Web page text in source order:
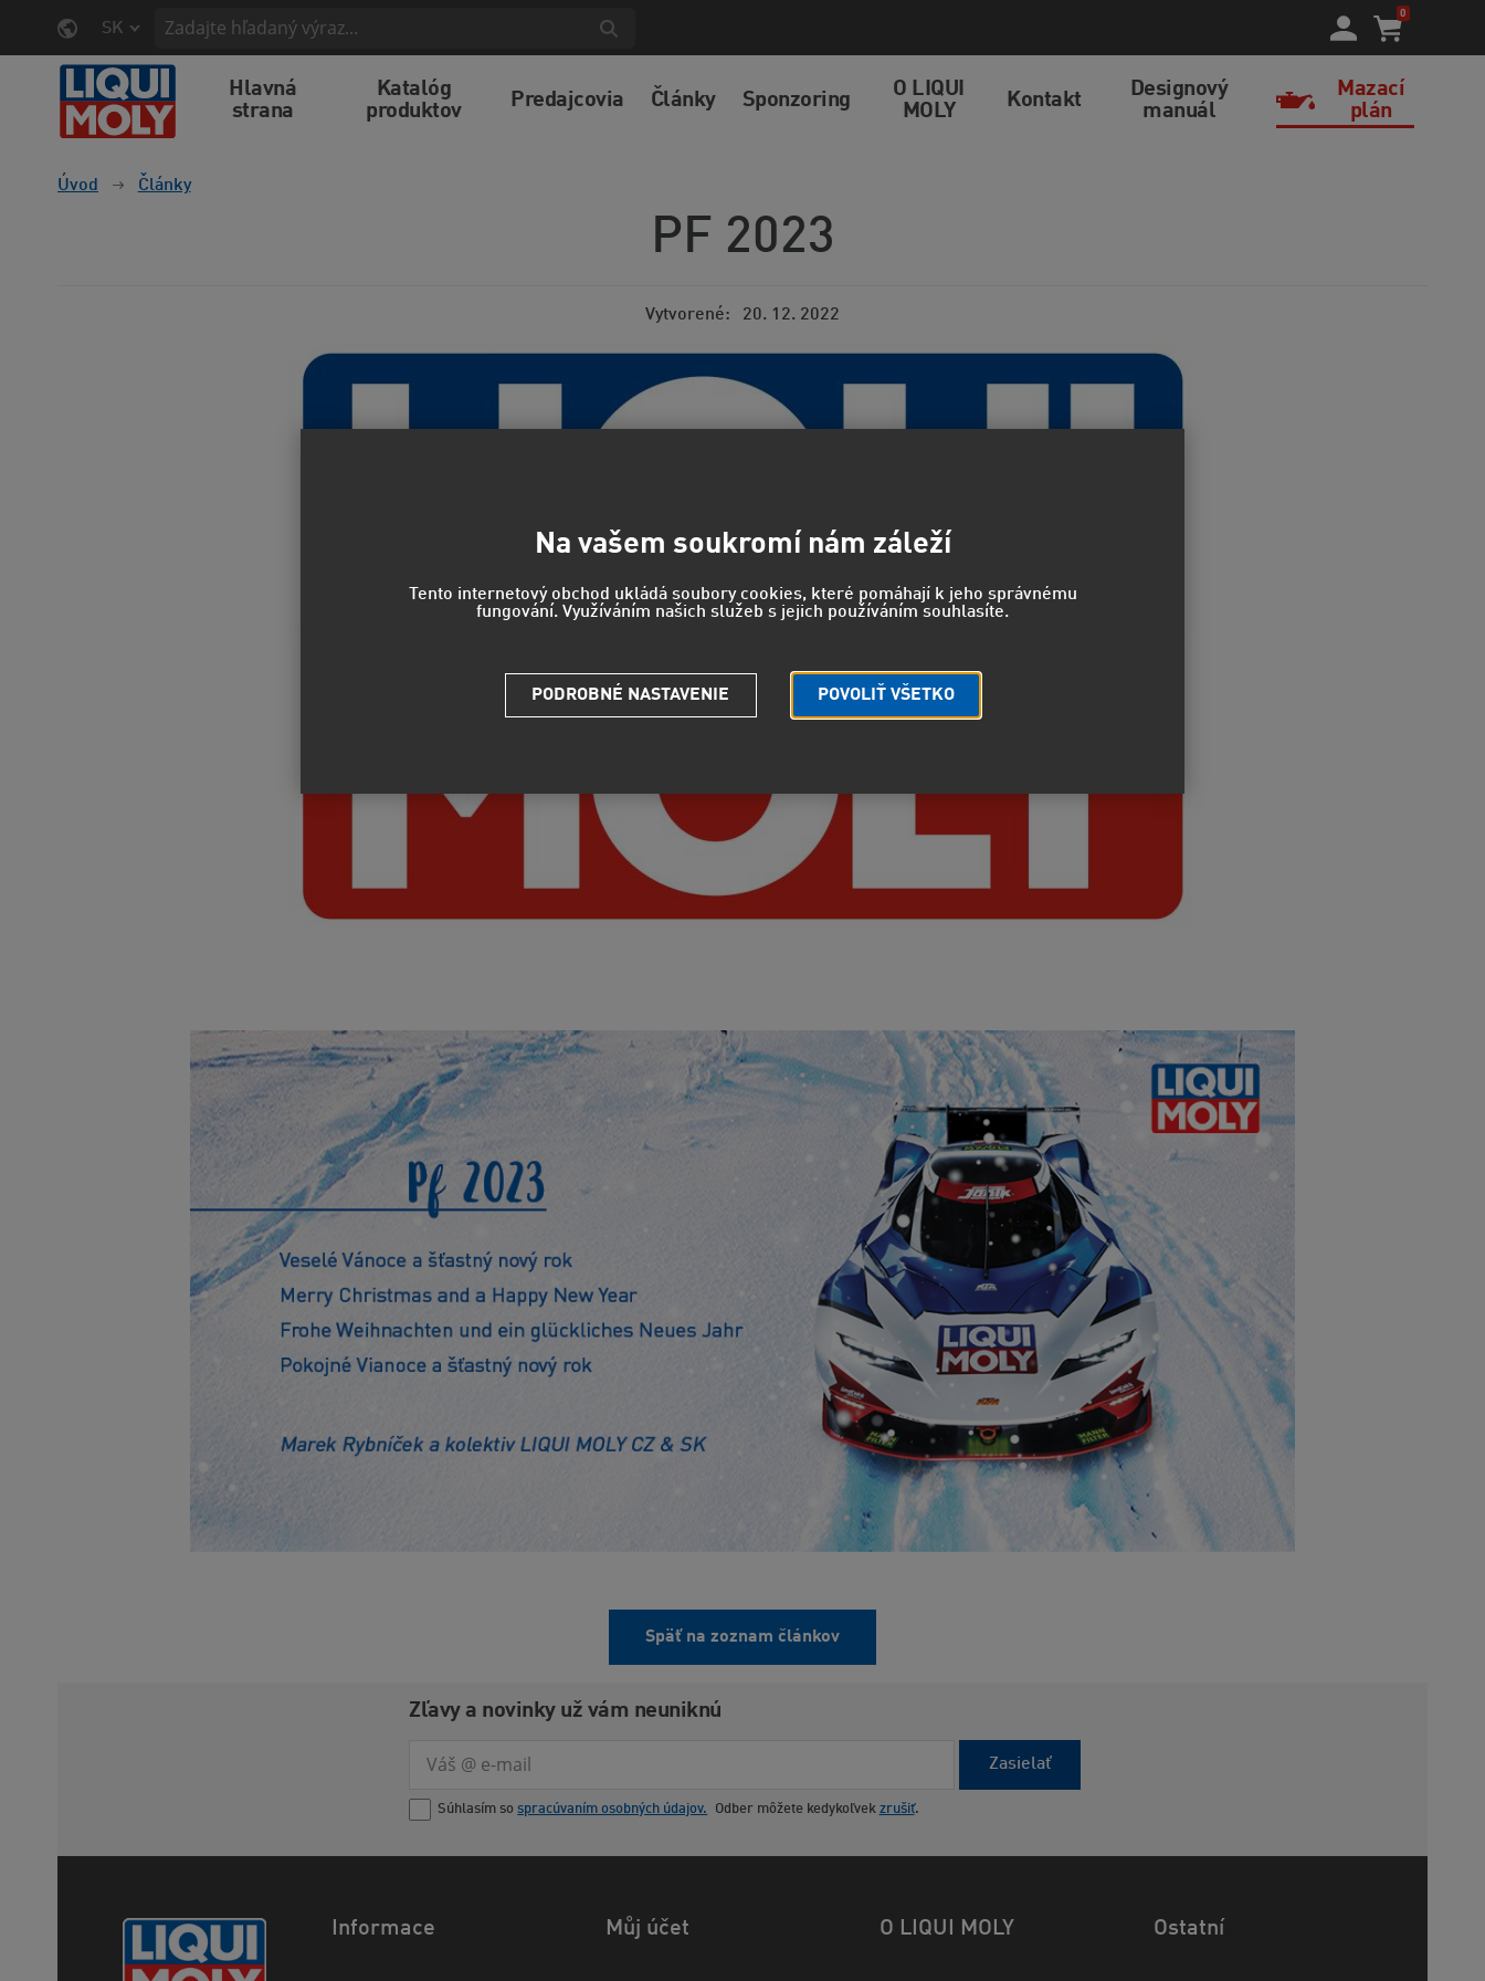
SK
0
Hlavná
strana
Katalóg
produktov
Predajcovia Články Sponzoring
O LIQUI
MOLY
Kontakt
Designový
manuál
Mazací
plán
Úvod Články
PF 2023
Vytvorené 20. 12. 2022
Späť na zoznam článkov
Zľavy a novinky už vám neuniknú
Zasielať
Súhlasím so spracúvaním osobných údajov. Odber môžete kedykoľvek zrušiť.
Informace Můj účet O LIQUI MOLY Ostatní
Na vašem soukromí nám záleží
Tento internetový obchod ukládá soubory cookies, které pomáhají k jeho správnému
fungování. Využíváním našich služeb s jejich používáním souhlasíte.
POVOLIŤ VŠETKO
PODROBNÉ NASTAVENIE